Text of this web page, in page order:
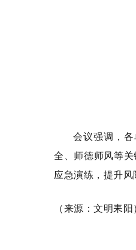
会议强调，
全、师德师风等
应急演练，提升
（来源：文明耒阳